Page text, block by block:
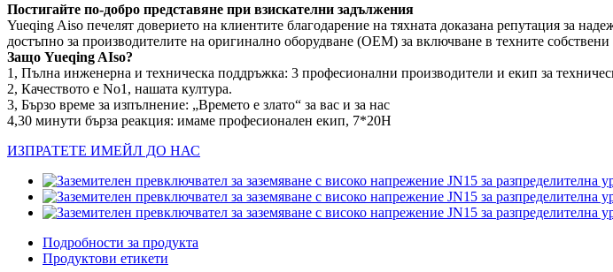
Постигайте по-добро представяне при взискателни задължения
Yueqing Aiso печелят доверието на клиентите благодарение на тяхната доказана репутация за
достъпно за производителите на оригинално оборудване (OEM) за включване в техните
Защо Yueqing AIso?
1, Пълна инженерна и техническа поддръжка: 3 професионални производители и екип за
2, Качеството е No1, нашата култура.
3, Бързо време за изпълнение: „Времето е злато“ за вас и за нас
4,30 минути бърза реакция: имаме професионален екип, 7*20H
ИЗПРАТЕТЕ ИМЕЙЛ ДО НАС
Подробности за продукта
Продуктови етикети